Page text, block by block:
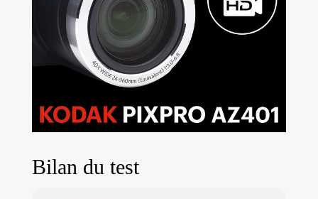
Bilan du test